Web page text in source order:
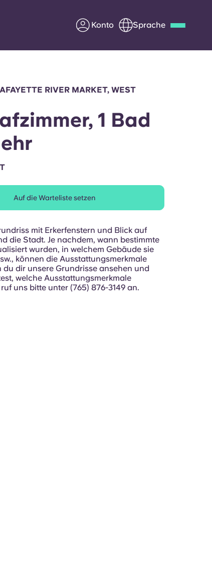
Konto Sprache
Apply Now
Werde Partner von Yugo
Kontakt aufnehmen
RIVER MARKET, WEST
1 Bad
Auf die Warteliste setzen
mit Erkerfenstern und Blick auf
die Stadt. Je nachdem, wann bestimmte
wurden, in welchem Gebäude sie
können die Ausstattungsmerkmale
du dir unsere Grundrisse ansehen und
welche Ausstattungsmerkmale
uns bitte unter (765) 876-3149 an.